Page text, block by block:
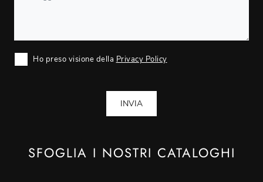
SFOGLIA I NOSTRI CATALOGHI
Ho preso visione della Privacy Policy
INVIA